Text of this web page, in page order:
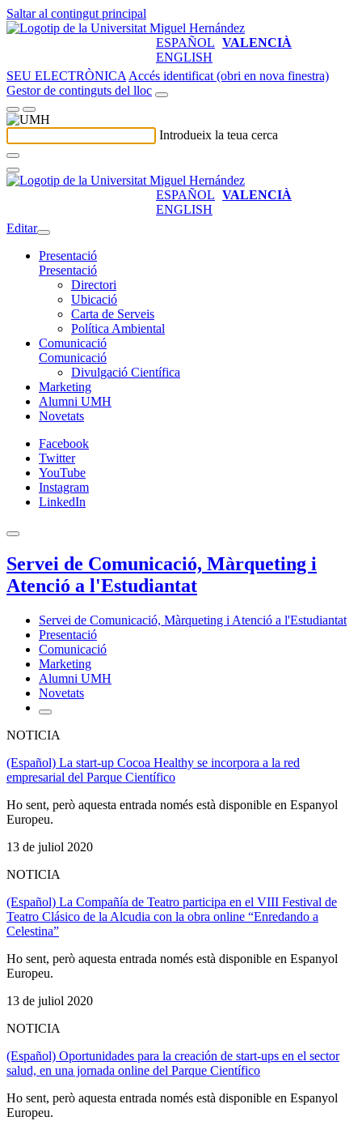
Saltar al contingut principal
ESPAÑOL VALENCIÀ
ENGLISH
SEU ELECTRÒNICA Accés identificat (obri en nova finestra)
Gestor de continguts del lloc
Introdueix la teua cerca
ESPAÑOL VALENCIÀ
ENGLISH
Editar
Presentació
Presentació
Directori
Ubicació
Carta de Serveis
Política Ambiental
Comunicació
Comunicació
Divulgació Científica
Marketing
Alumni UMH
Novetats
Facebook
Twitter
YouTube
Instagram
LinkedIn
Servei de Comunicació, Màrqueting i
Atenció a l'Estudiantat
Servei de Comunicació, Màrqueting i Atenció a l'Estudiantat
Presentació
Comunicació
Marketing
Alumni UMH
Novetats
NOTICIA
(Español) La start-up Cocoa Healthy se incorpora a la red
empresarial del Parque Científico
Ho sent, però aquesta entrada només està disponible en Espanyol
Europeu.
13 de juliol 2020
NOTICIA
(Español) La Compañía de Teatro participa en el VIII Festival de
Teatro Clásico de la Alcudia con la obra online “Enredando a
Celestina”
Ho sent, però aquesta entrada només està disponible en Espanyol
Europeu.
13 de juliol 2020
NOTICIA
(Español) Oportunidades para la creación de start-ups en el sector
salud, en una jornada online del Parque Científico
Ho sent, però aquesta entrada només està disponible en Espanyol
Europeu.